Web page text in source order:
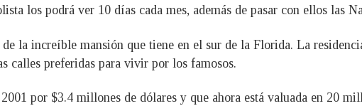
los podrá ver 10 días cada mes, además de pasar con ellos las
la increíble mansión que tiene en el sur de la Florida. La
calles preferidas para vivir por los famosos.
por $3.4 millones de dólares y que ahora está valuada en 20